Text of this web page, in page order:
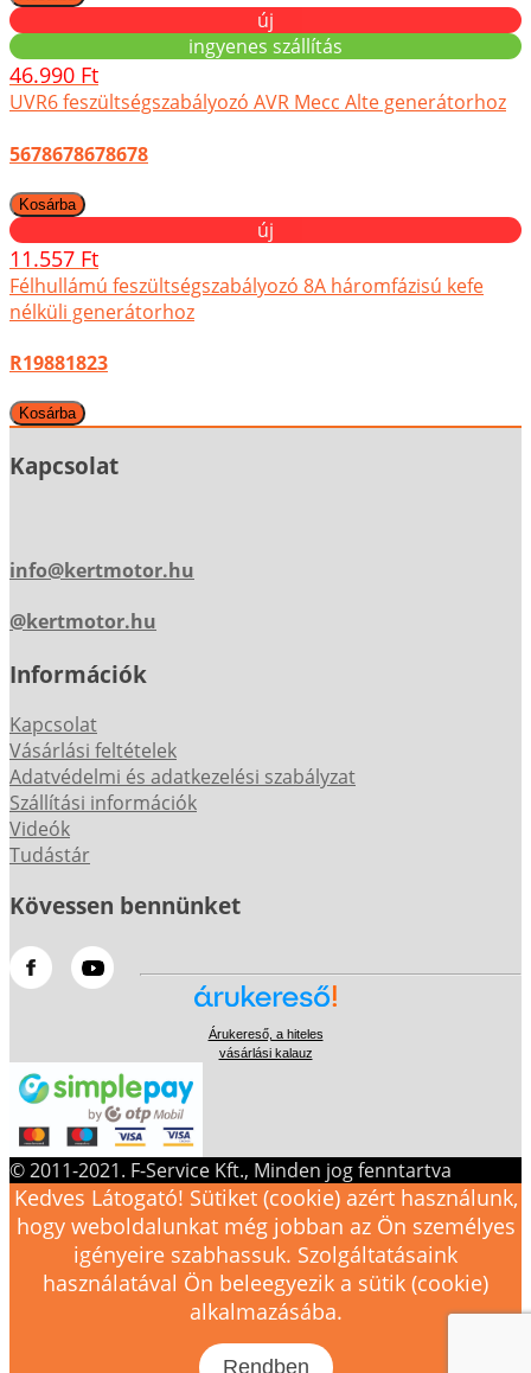
új
ingyenes szállítás
46.990 Ft
UVR6 feszültségszabályozó AVR Mecc Alte generátorhoz
5678678678678
új
11.557 Ft
Félhullámú feszültségszabályozó 8A háromfázisú kefe
nélküli generátorhoz
R19881823
Kapcsolat
info@kertmotor.hu
@kertmotor.hu
Információk
Kapcsolat
Vásárlási feltételek
Adatvédelmi és adatkezelési szabályzat
Szállítási információk
Videók
Tudástár
Kövessen bennünket
Árukereső, a hiteles
vásárlási kalauz
© 2011-2021. F-Service Kft., Minden jog fenntartva
Kedves Látogató! Sütiket (cookie) azért használunk,
hogy weboldalunkat még jobban az Ön személyes
igényeire szabhassuk. Szolgáltatásaink
használatával Ön beleegyezik a sütik (cookie)
alkalmazásába.
Rendben